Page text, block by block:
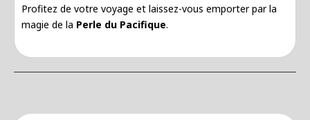
Profitez de votre voyage et laissez-vous emporter par la
magie de la Perle du Pacifique.